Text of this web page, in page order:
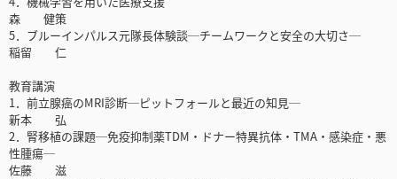
森 健策
5．ブルーインパルス元隊長体験談─チームワークと安全の大切さ─
稲留 仁
教育講演
1．前立腺癌のMRI診断─ピットフォールと最近の知見─
新本 弘
2．腎移植の課題─免疫抑制薬TDM・ドナー特異抗体・TMA・感染症・悪
性腫瘍─
佐藤 滋